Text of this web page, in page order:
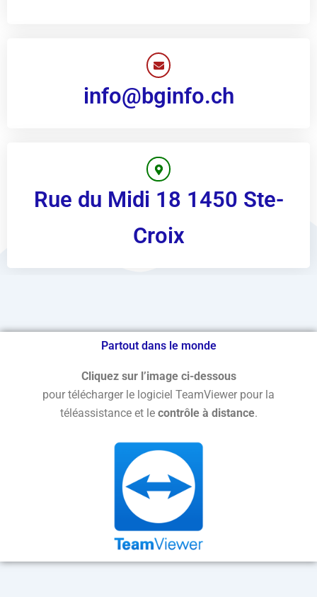
info@bginfo.ch
Rue du Midi 18 1450 Ste-
Croix
Partout dans le monde
Cliquez sur l’image ci-dessous
pour télécharger le logiciel TeamViewer pour la
téléassistance et le contrôle à distance.